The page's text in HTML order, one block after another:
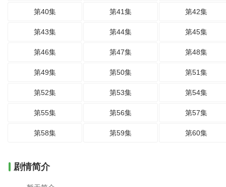
第40集 第41集 第42集
第43集 第44集 第45集
第46集 第47集 第48集
第49集 第50集 第51集
第52集 第53集 第54集
第55集 第56集 第57集
第58集 第59集 第60集
剧情简介